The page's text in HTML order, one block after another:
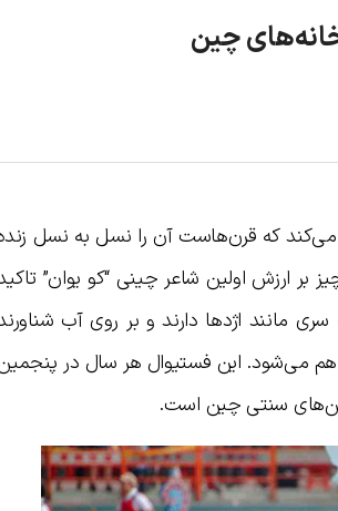
چین
می‌کند که قرن‌هاست آن را نسل به نسل
بر ارزش اولین شاعر چینی “کو یوان”
مانند اژدها دارند و بر روی آب
هم می‌شود. این فستیوال هر سال در
سنتی چین است.